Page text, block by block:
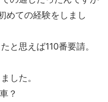
めての経験をしまし
と思えば110番要請。
した。
？